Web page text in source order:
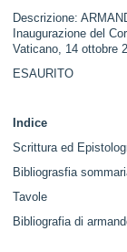
Descrizione:
Inaugurazione del
Vaticano, 14 ottobre
ESAURITO
Indice
Scrittura ed
Bibliograsfia
Tavole
Bibliografia di